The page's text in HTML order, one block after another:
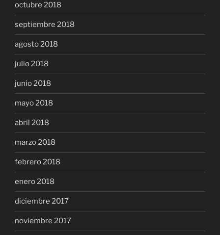
octubre 2018
septiembre 2018
agosto 2018
julio 2018
junio 2018
mayo 2018
abril 2018
marzo 2018
febrero 2018
enero 2018
diciembre 2017
noviembre 2017